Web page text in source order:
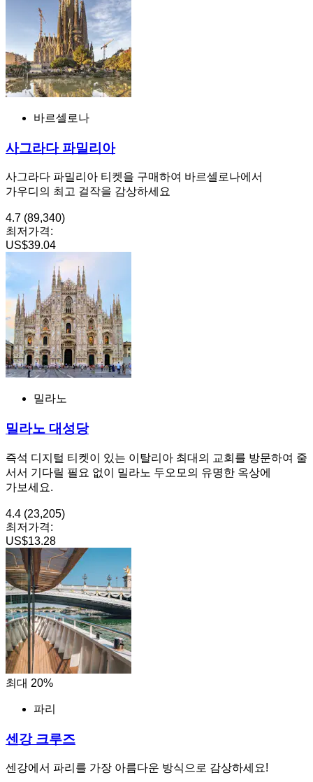
바르셀로나
사그라다 파밀리아
사그라다 파밀리아 티켓을 구매하여 바르셀로나에서
가우디의 최고 걸작을 감상하세요
4.7 (89,340)
최저가격:
US$39.04
밀라노
밀라노 대성당
즉석 디지털 티켓이 있는 이탈리아 최대의 교회를 방문하여 줄
서서 기다릴 필요 없이 밀라노 두오모의 유명한 옥상에
가보세요.
4.4 (23,205)
최저가격:
US$13.28
최대 20%
파리
센강 크루즈
센강에서 파리를 가장 아름다운 방식으로 감상하세요!